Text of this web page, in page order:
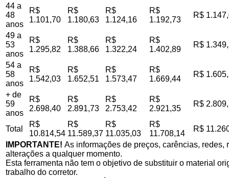
44 a
48
anos
R$
1.101,70
R$
1.180,63
R$
1.124,16
R$
1.192,73
R$
49 a
53
anos
R$
1.295,82
R$
1.388,66
R$
1.322,24
R$
1.402,89
R$
54 a
58
anos
R$
1.542,03
R$
1.652,51
R$
1.573,47
R$
1.669,44
R$
+ de
59
anos
R$
2.698,40
R$
2.891,73
R$
2.753,42
R$
2.921,35
R$
Total
R$
10.814,54
R$
11.589,37
R$
11.035,03
R$
11.708,14
R$
IMPORTANTE! As informações de preços, carências,
alterações a qualquer momento.
Esta ferramenta não tem o objetivo de substituir o material
trabalho do corretor.